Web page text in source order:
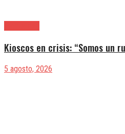
Kioscos en crisis: “Somos un
5 agosto, 2026